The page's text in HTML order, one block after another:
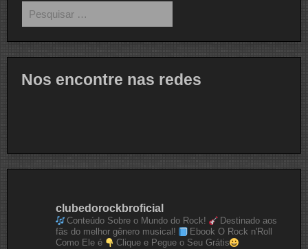
por:
Nos encontre nas redes
clubedorockbroficial
Conteúdo Sobre o Mundo do Rock!
Destinado aos
fãs do melhor gênero musical!
Ebook O Rock n'Roll
Como Ele é
Clique e Pegue o Seu Grátis